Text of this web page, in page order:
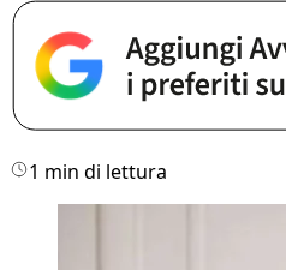
1 min di lettura